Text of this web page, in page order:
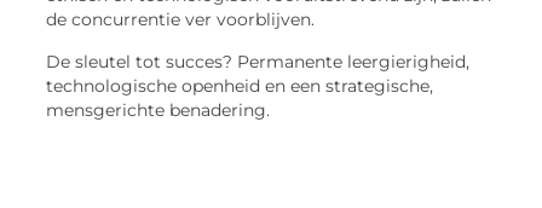
de concurrentie ver voorblijven.
De sleutel tot succes? Permanente leergierigheid,
technologische openheid en een strategische,
mensgerichte benadering.